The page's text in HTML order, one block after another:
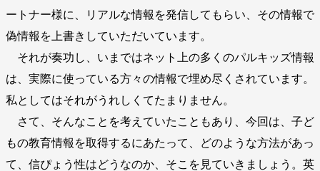
ートナー様に、リアルな情報を発信してもらい、その情報で
偽情報を上書きしていただいています。
それが奏功し、いまではネット上の多くのパルキッズ情報
は、実際に使っている方々の情報で埋め尽くされています。
私としてはそれがうれしくてたまりません。
さて、そんなことを考えていたこともあり、今回は、子ど
もの教育情報を取得するにあたって、どのような方法があっ
て、信ぴょう性はどうなのか、そこを見ていきましょう。英